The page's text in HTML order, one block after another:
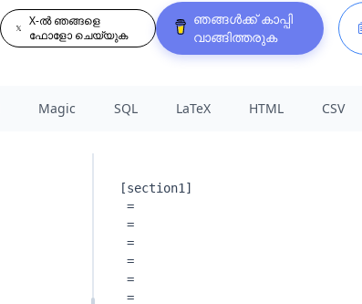
X-ൽ ഞങ്ങളെ
ഫോളോ ചെയ്യുക
ഞങ്ങൾക്ക് കാപ്പി
വാങ്ങിത്തരുക
Magic SQL LaTeX HTML CSV